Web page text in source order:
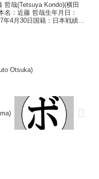
哲哉(Tetsuya Kondo)(横田
名：近藤 哲哉生年月日：
年4月30日国籍：日本戦績：
Otsuka)